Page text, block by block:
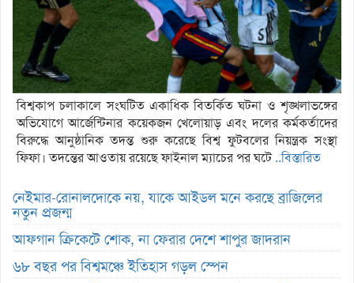
বিশ্বকাপ চলাকালে সংঘটিত একাধিক বিতর্কিত ঘটনা ও শৃঙ্খলাভঙ্গের
অভিযোগে আর্জেন্টিনার কয়েকজন খেলোয়াড় এবং দলের কর্মকর্তাদের
বিরুদ্ধে আনুষ্ঠানিক তদন্ত শুরু করেছে বিশ্ব ফুটবলের নিয়ন্ত্রক সংস্থা
ফিফা। তদন্তের আওতায় রয়েছে ফাইনাল ম্যাচের পর ঘটে..বিস্তারিত
নেইমার-রোনালদোকে নয়, যাকে আইডল মনে করছে ব্রাজিলের
নতুন প্রজন্ম
আফগান ক্রিকেটে শোক, না ফেরার দেশে শাপুর জাদরান
৬৮ বছর পর বিশ্বমঞ্চে ইতিহাস গড়ল স্পেন